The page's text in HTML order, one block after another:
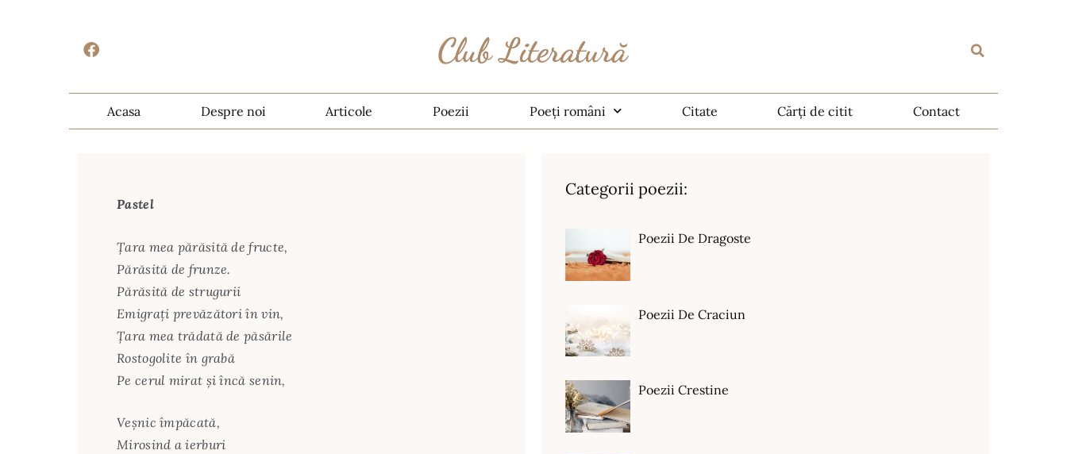
Acasa Despre noi Articole Poezii Poeți români Citate Cărți de citit Contact
Pastel
Ţara mea părăsită de fructe,
Părăsită de frunze.
Părăsită de strugurii
Emigraţi prevăzători în vin,
Ţara mea trădată de păsările
Rostogolite în grabă
Pe cerul mirat şi încă senin,
Veşnic împăcată,
Mirosind a ierburi
Categorii poezii:
Poezii De Dragoste
Poezii De Craciun
Poezii Crestine